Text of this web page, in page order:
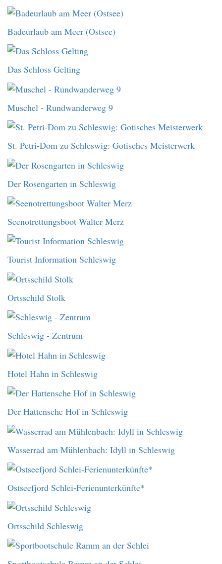
Badeurlaub am Meer (Ostsee)
Das Schloss Gelting
Muschel - Rundwanderweg 9
St. Petri-Dom zu Schleswig: Gotisches Meisterwerk
Der Rosengarten in Schleswig
Seenotrettungsboot Walter Merz
Tourist Information Schleswig
Ortsschild Stolk
Schleswig - Zentrum
Hotel Hahn in Schleswig
Der Hattensche Hof in Schleswig
Wasserrad am Mühlenbach: Idyll in Schleswig
Ostseefjord Schlei-Ferienunterkünfte*
Ortsschild Schleswig